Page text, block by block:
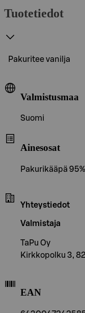
Tuotetiedot
Pakuritee vanilja
Valmistusmaa
Suomi
Ainesosat
Pakurikääpä
Yhteystiedot
Valmistaja
TaPu Oy
Kirkkopolku 3,
EAN